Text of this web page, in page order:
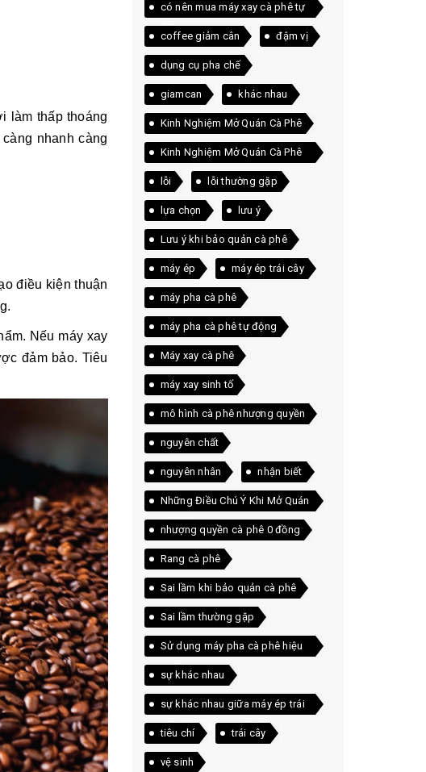
làm thấp thoáng
nhanh càng
điều kiện thuận
Nếu máy xay
đảm bảo. Tiêu
có nên mua máy xay cà phê tự
động
coffee giảm cân đậm vị
dụng cụ pha chế
giamcan khác nhau
Kinh Nghiệm Mở Quán Cà Phê
Kinh Nghiệm Mở Quán Cà Phê
Thực Tế
lỗi lỗi thường gặp
lựa chọn lưu ý
Lưu ý khi bảo quản cà phê
máy ép máy ép trái cây
máy pha cà phê
máy pha cà phê tự động
Máy xay cà phê
máy xay sinh tố
mô hình cà phê nhượng quyền
nguyên chất
nguyên nhân nhận biết
Những Điều Chú Ý Khi Mở Quán
Cà Phê
nhượng quyền cà phê 0 đồng
Rang cà phê
Sai lầm khi bảo quản cà phê
Sai lầm thường gặp
Sử dụng máy pha cà phê hiệu
quả
sự khác nhau
sự khác nhau giữa máy ép trái
cây và máy xay sinh tố
tiêu chí trái cây
vệ sinh